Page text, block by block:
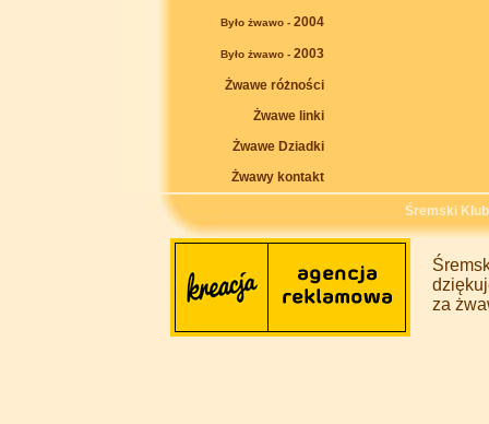
Było żwawo - 2004
Było żwawo - 2003
Żwawe różności
Żwawe linki
Żwawe Dziadki
Żwawy kontakt
Śremski
za